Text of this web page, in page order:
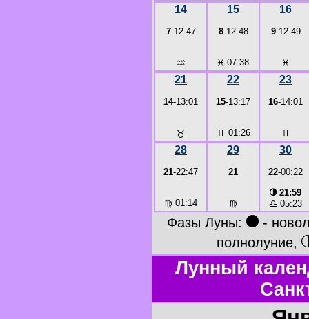
14
7-12:47
♒
15
8-12:48
♓ 07:38
16
9-12:49
♓
21
14-13:01
♉
22
15-13:17
♊ 01:26
23
16-14:01
♊
28
21-22:47
♍ 01:14
29
21
♍
30
22-00:22
◑21:59
♎ 05:23
Фазы Луны: ● -
полнолуние,
Лунный